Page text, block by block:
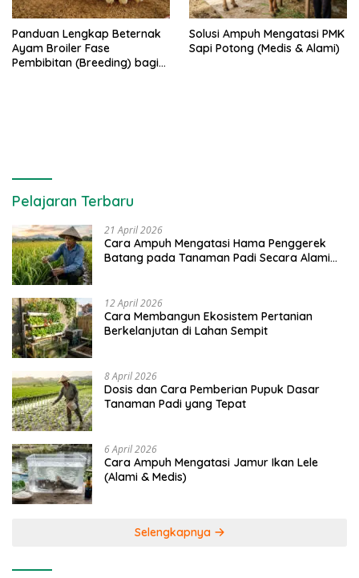
Panduan Lengkap Beternak
Ayam Broiler Fase
Pembibitan (Breeding) bagi
Solusi Ampuh Mengatasi PMK
Sapi Potong (Medis & Alami)
Pelajaran Terbaru
21 April 2026
Cara Ampuh Mengatasi Hama Penggerek
Batang pada Tanaman Padi Secara Alami
12 April 2026
Cara Membangun Ekosistem Pertanian
Berkelanjutan di Lahan Sempit
8 April 2026
Dosis dan Cara Pemberian Pupuk Dasar
Tanaman Padi yang Tepat
6 April 2026
Cara Ampuh Mengatasi Jamur Ikan Lele
(Alami & Medis)
Selengkapnya